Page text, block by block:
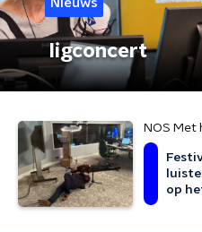
Nieuws
ligconcert
NOS
op